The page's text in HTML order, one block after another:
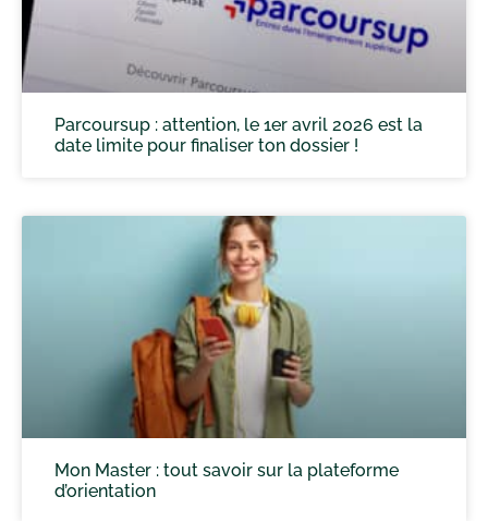
Parcoursup : attention, le 1er avril 2026 est la
date limite pour finaliser ton dossier !
Mon Master : tout savoir sur la plateforme
d’orientation